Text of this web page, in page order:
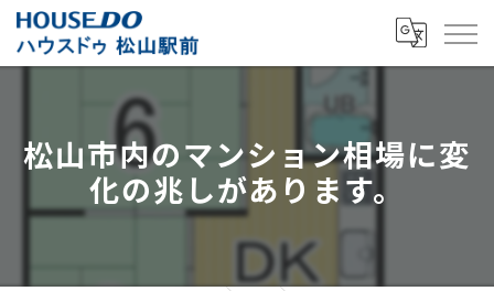
松山市内のマンション相場に変
化の兆しがあります。